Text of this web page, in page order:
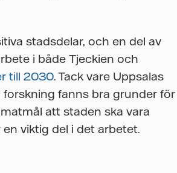
stadsdelar, och en del av
i både Tjeckien och
till 2030. Tack vare Uppsalas
fanns bra grunder för
att staden ska vara
viktig del i det arbetet.